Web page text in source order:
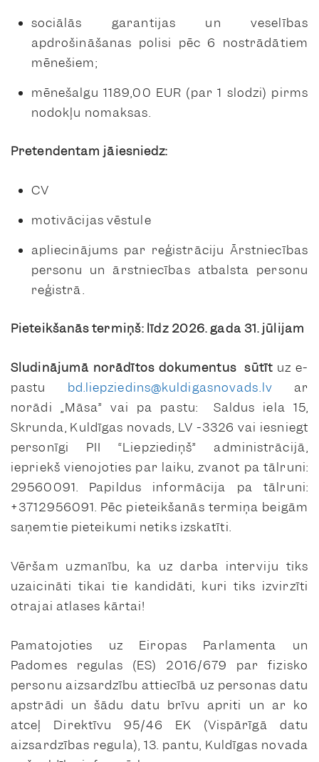
sociālās garantijas un veselības
apdrošināšanas polisi pēc 6 nostrādātiem
mēnešiem;
mēnešalgu 1189,00 EUR (par 1 slodzi) pirms
nodokļu nomaksas.
Pretendentam jāiesniedz:
CV
motivācijas vēstule
apliecinājums par reģistrāciju Ārstniecības
personu un ārstniecības atbalsta personu
reģistrā.
Pieteikšanās termiņš: līdz 2026. gada 31. jūlijam
Sludinājumā norādītos dokumentus sūtīt uz e-
pastu bd.liepziedins@kuldigasnovads.lv ar
norādi „Māsa” vai pa pastu: Saldus iela 15,
Skrunda, Kuldīgas novads, LV -3326 vai iesniegt
personīgi PII “Liepziediņš” administrācijā,
iepriekš vienojoties par laiku, zvanot pa tālruni:
29560091. Papildus informācija pa tālruni:
+3712956091. Pēc pieteikšanās termiņa beigām
saņemtie pieteikumi netiks izskatīti.
Vēršam uzmanību, ka uz darba interviju tiks
uzaicināti tikai tie kandidāti, kuri tiks izvirzīti
otrajai atlases kārtai!
Pamatojoties uz Eiropas Parlamenta un
Padomes regulas (ES) 2016/679 par fizisko
personu aizsardzību attiecībā uz personas datu
apstrādi un šādu datu brīvu apriti un ar ko
atceļ Direktīvu 95/46 EK (Vispārīgā datu
aizsardzības regula), 13. pantu, Kuldīgas novada